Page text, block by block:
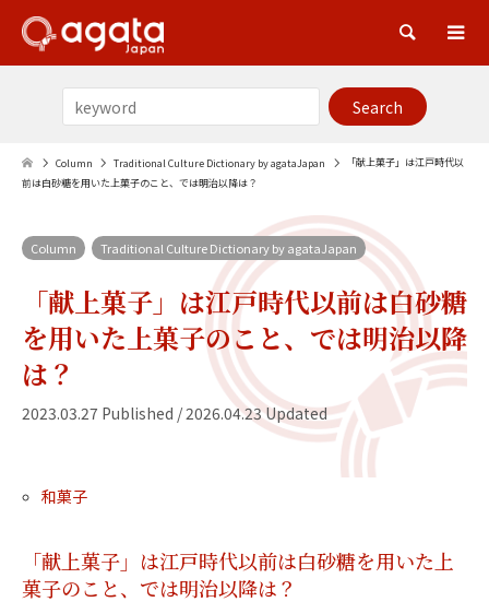
Column Traditional Culture Dictionary by agataJapan
「献上菓子」は江戸時代以
前は白砂糖を用いた上菓子のこと、では明治以降は？
Column Traditional Culture Dictionary by agataJapan
「献上菓子」は江戸時代以前は白砂糖
を用いた上菓子のこと、では明治以降
は？
2023.03.27 Published / 2026.04.23 Updated
和菓子
「献上菓子」は江戸時代以前は白砂糖を用いた上
菓子のこと、では明治以降は？